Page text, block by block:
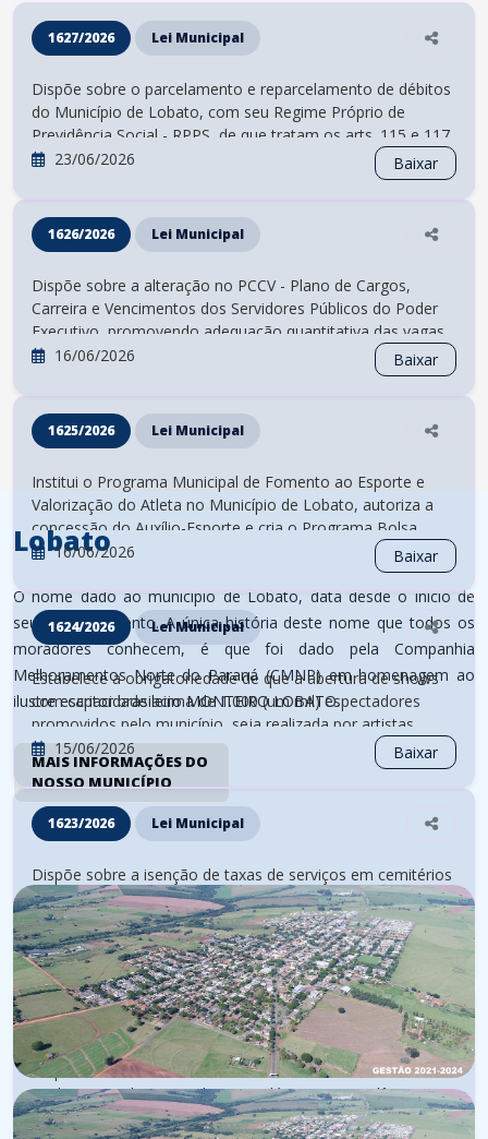
1627/2026 Lei Municipal
Dispõe sobre o parcelamento e reparcelamento de débitos
do Município de Lobato, com seu Regime Próprio de
Previdência Social - RPPS, de que tratam os arts. 115 e 117
do Ato das Disposições Constitucionais Transitórias -
Constitucional nº 136, de 9 de setembro de 2025.
23/06/2026 Baixar
1626/2026 Lei Municipal
Dispõe sobre a alteração no PCCV - Plano de Cargos,
Carreira e Vencimentos dos Servidores Públicos do Poder
Executivo, promovendo adequação quantitativa das vagas
inerentes aos cargos de provimento efetivo no âmbito
16/06/2026 Baixar
1625/2026 Lei Municipal
Institui o Programa Municipal de Fomento ao Esporte e
Valorização do Atleta no Município de Lobato, autoriza a
concessão do Auxílio-Esporte e cria o Programa Bolsa
Atleta Municipal e dá outras providências
16/06/2026 Baixar
1624/2026 Lei Municipal
Estabelece a obrigatoriedade de que a abertura de shows
com capacidade acima de 1.000 (um mil) espectadores
promovidos pelo município, seja realizada por artistas,
cantores ou bandas locais, e dá outras providências.
15/06/2026 Baixar
1623/2026 Lei Municipal
Dispõe sobre a isenção de taxas de serviços em cemitérios
e venda de lotes e carneiras regulamentadas pela lei nº
945/2006-E do município de Lobato – Estado do Paraná.
05/05/2026
Baixar
1622/2026 Lei Municipal
Dispõe sobre a concessão do Título de Cidadã Honorária à
Senhora Roseli Dutra Schuster e dá outras providências.
Lobato
O nome dado ao município de Lobato, data desde o início de
seu desbravamento. A única história deste nome que todos os
moradores conhecem, é que foi dado pela Companhia
Melhoramentos Norte do Paraná (CMNP) em homenagem ao
ilustre escritor brasileiro MONTEIRO LOBATO.
MAIS INFORMAÇÕES DO
NOSSO MUNICÍPIO